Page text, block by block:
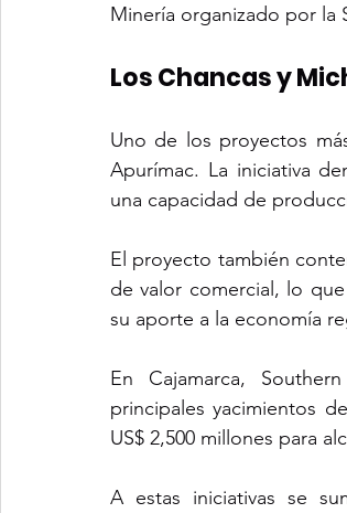
Minería organizado por la
Los Chancas y
Uno de los proyectos
Apurímac. La iniciativa
una capacidad de
El proyecto también
de valor comercial, lo
su aporte a la economía
En Cajamarca,
principales yacimientos
US$ 2,500 millones para
A estas iniciativas se